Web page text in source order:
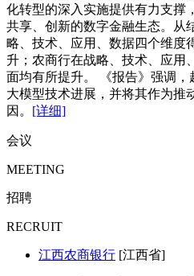
化转型的深入实施提供有力支撑
共享、创新的数字金融生态。从
略、技术、应用、数据四个维度
升；农商行在战略、技术、应用
面均有所提升。 《报告》强调
大模型技术进展，并将其作为推
因。 [详细]
会议
MEETING
招聘
RECRUIT
江西农商银行 [江西省]